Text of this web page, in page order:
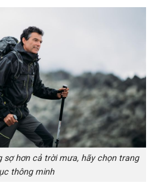
hơn cả trời mưa, hãy chọn trang
thông minh